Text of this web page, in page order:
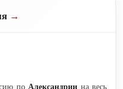
по Александрии на весь